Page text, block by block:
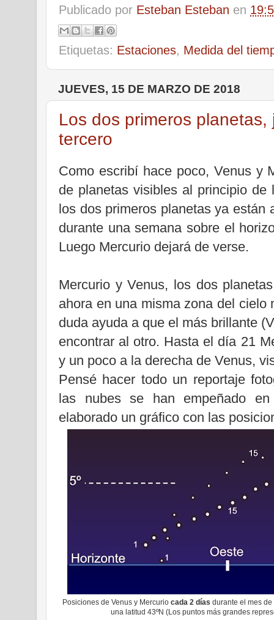
Publicado por Esteban Esteban en
Etiquetas: Estaciones, Medida del
JUEVES, 15 DE MARZO DE 2018
Los dos primeros
tercero
Como escribí hace poco, Venus y
de planetas visibles al principio
los dos primeros planetas ya están
durante una semana sobre el
Luego Mercurio dejará de verse.
Mercurio y Venus, los dos
ahora en una misma zona del
duda ayuda a que el más brillante
encontrar al otro. Hasta el día 21
y un poco a la derecha de Venus,
Pensé hacer todo un reportaje
las nubes se han empeñado
elaborado un gráfico con las
Posiciones de Venus y Mercuriocada 2 días durante el mes
una latitud 43ºN (Los puntos más grandes